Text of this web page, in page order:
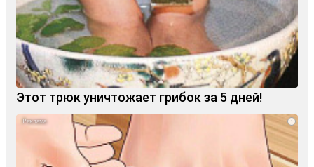
Этот трюк уничтожает грибок за 5 дней!
i